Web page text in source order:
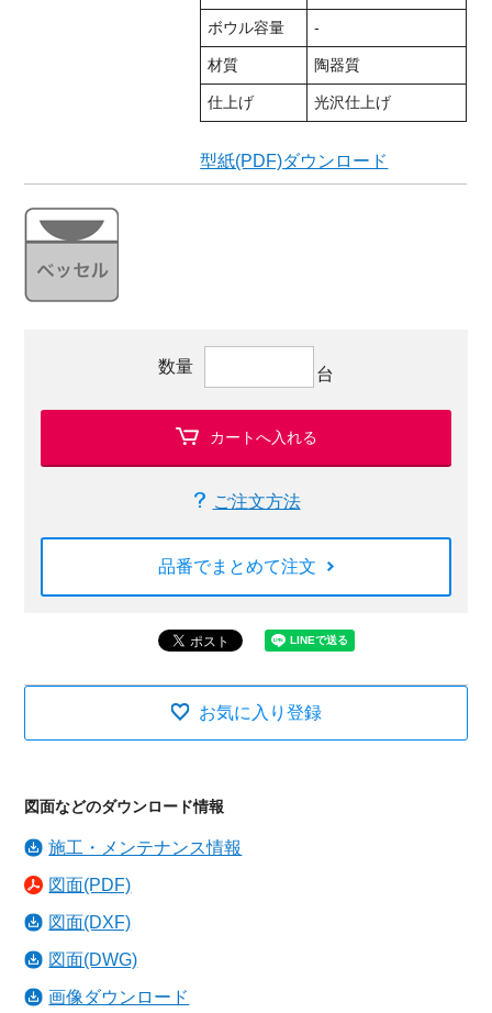
ボウル容量 -
材質 陶器質
仕上げ 光沢仕上げ
型紙(PDF)ダウンロード
数量 台
カートへ入れる
ご注文方法
品番でまとめて注文
お気に入り登録
図面などのダウンロード情報
施工・メンテナンス情報
図面(PDF)
図面(DXF)
図面(DWG)
画像ダウンロード